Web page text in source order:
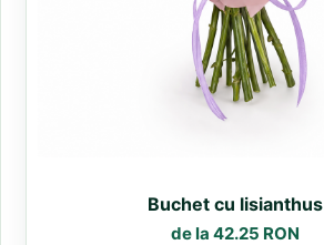
Buchet cu lisianthus
de la 42.25 RON